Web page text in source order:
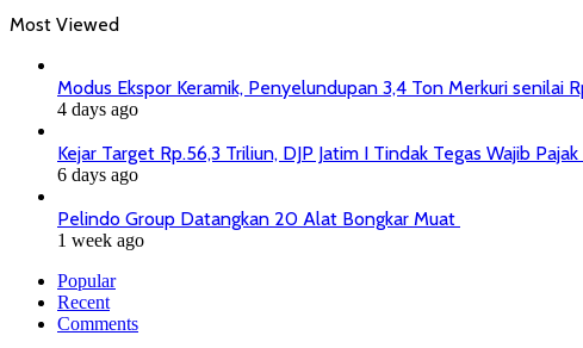
Most Viewed
Modus Ekspor Keramik, Penyelundupan 3,4 Ton Merkuri senilai
4 days ago
Kejar Target Rp.56,3 Triliun, DJP Jatim I Tindak Tegas Wajib
6 days ago
Pelindo Group Datangkan 20 Alat Bongkar Muat
1 week ago
Popular
Recent
Comments